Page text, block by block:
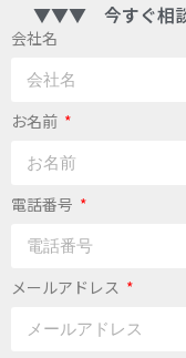
▼▼▼ 今すぐ相
会社名
お名前
電話番号
メールアドレス